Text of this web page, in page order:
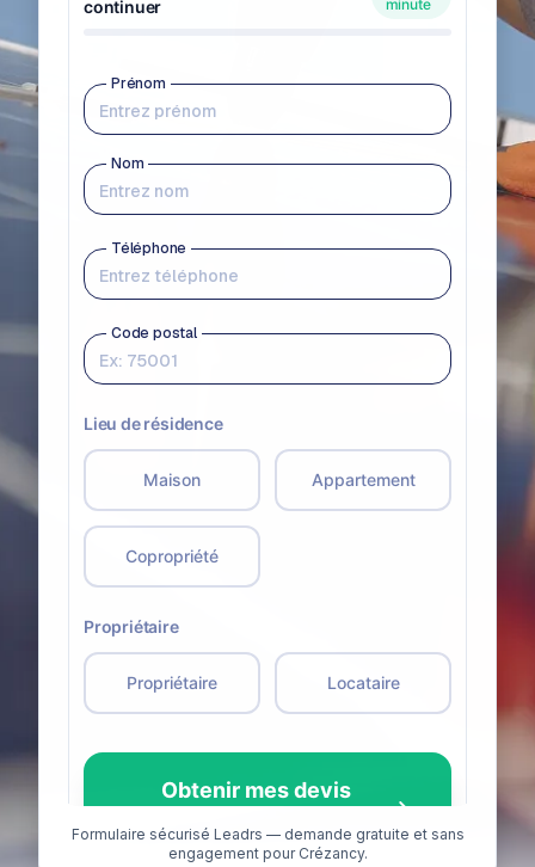
Formulaire sécurisé Leadrs — demande gratuite et sans
engagement pour Crézancy.